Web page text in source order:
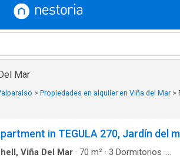
Mar
> Propiedades en alquiler en Viña del Mar >
in TEGULA 270, Jardín del
Viña Del Mar · 70 m² · 3 Dormitorios ·